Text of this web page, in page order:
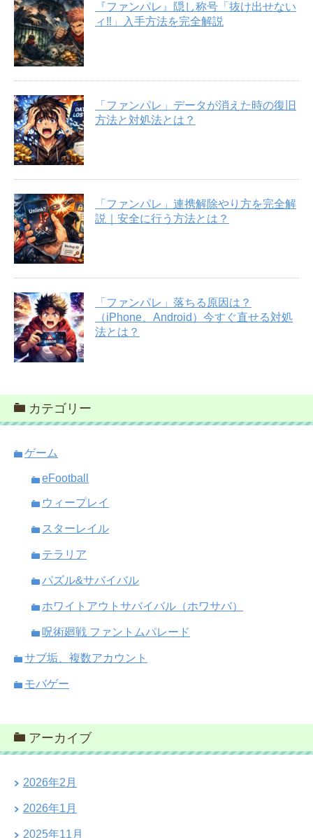
『ファンパレ』隠し称号「抜け出せない
ィ‼︎」入手方法を完全解説
「ファンパレ」データが消えた時の復旧
方法と対処法とは？
「ファンパレ」連携解除やり方を完全解
説｜安全に行う方法とは？
「ファンパレ」落ちる原因は？
（iPhone、Android）今すぐ直せる対処
法とは？
カテゴリー
ゲーム
eFootball
ウィープレイ
スターレイル
テラリア
パズル&サバイバル
ホワイトアウトサバイバル（ホワサバ）
呪術廻戦 ファントムパレード
サブ垢、複数アカウント
モバゲー
アーカイブ
2026年2月
2026年1月
2025年11月